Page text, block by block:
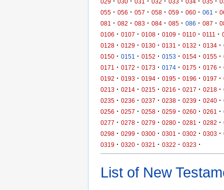
055 · 056 · 057 · 058 · 059 · 060 · 061 ·
081
· 082 · 083 · 084 · 085 · 086 · 087 ·
0106 · 0107 · 0108 · 0109 · 0110 · 0111 ·
0128 · 0129 · 0130 · 0131 · 0132 · 0134 ·
0150 · 0151 · 0152 · 0153 · 0154 · 0155 ·
0171
· 0172 · 0173 · 0174 · 0175 · 0176 ·
0192 · 0193 · 0194 · 0195 · 0196 · 0197 ·
0213 · 0214 · 0215 · 0216 · 0217 · 0218 ·
0235 · 0236 · 0237 · 0238 · 0239 · 0240 ·
0256 · 0257 · 0258 · 0259 · 0260 · 0261 ·
0277 · 0278 · 0279 · 0280 · 0281 · 0282 ·
0298 · 0299 · 0300 · 0301 · 0302 · 0303 ·
0319 · 0320 · 0321 · 0322 · 0323 ·
List of New